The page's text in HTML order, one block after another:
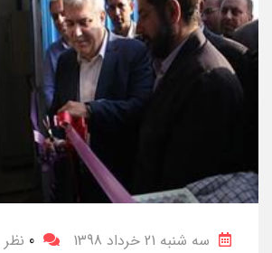
سه شنبه 21 خرداد 1398 0 نظر